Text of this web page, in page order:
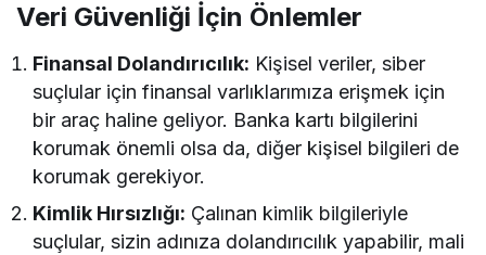
Veri Güvenliği İçin Önlemler
Finansal Dolandırıcılık: Kişisel veriler, siber
suçlular için finansal varlıklarımıza erişmek için
bir araç haline geliyor. Banka kartı bilgilerini
korumak önemli olsa da, diğer kişisel bilgileri de
korumak gerekiyor.
Kimlik Hırsızlığı: Çalınan kimlik bilgileriyle
suçlular, sizin adınıza dolandırıcılık yapabilir, mali